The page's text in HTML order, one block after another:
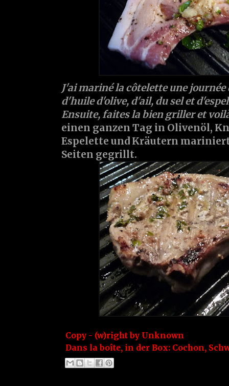
J'ai mariné la côtelette une
d'huile d'olive, d'ail, du sel et
Ensuite, faites la bien griller et
einen ganzen Tag in Olivenöl,
Espelette und Kräutern
Seiten gegrillt.
Copy - (w)right by Unknown
Dans la boîte, in der Box: Cochon,